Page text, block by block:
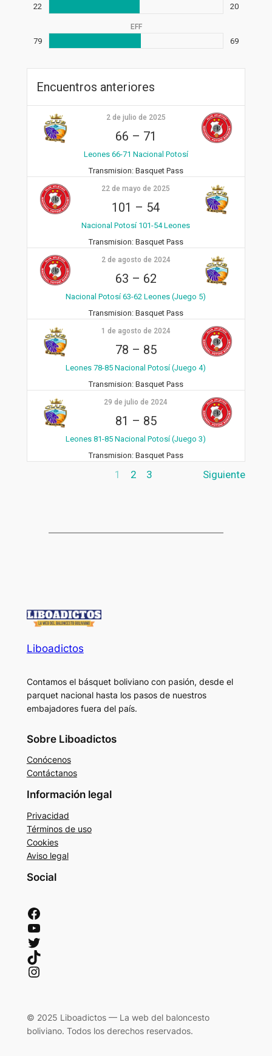
22 20
EFF
79 69
Encuentros anteriores
2 de julio de 2025
66 – 71
Leones 66-71 Nacional Potosí
Transmision:Basquet Pass
22 de mayo de 2025
101 – 54
Nacional Potosí 101-54 Leones
Transmision:Basquet Pass
2 de agosto de 2024
63 – 62
Nacional Potosí 63-62 Leones (Juego 5)
Transmision:Basquet Pass
1 de agosto de 2024
78 – 85
Leones 78-85 Nacional Potosí (Juego 4)
Transmision:Basquet Pass
29 de julio de 2024
81 – 85
Leones 81-85 Nacional Potosí (Juego 3)
Transmision:Basquet Pass
1 2 3 Siguiente
Liboadictos
Contamos el básquet boliviano con pasión, desde el
parquet nacional hasta los pasos de nuestros
embajadores fuera del país.
Sobre Liboadictos
Conócenos
Contáctanos
Información legal
Privacidad
Términos de uso
Cookies
Aviso legal
Social
Facebook
YouTube
Twitter
TikTok
Instagram
© 2025 Liboadictos — La web del baloncesto
boliviano. Todos los derechos reservados.